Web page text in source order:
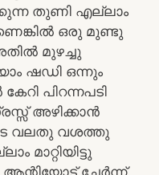
തുണി എല്ലാം
ഒരു മുണ്ടു
മുഴച്ചു
ഷഡി ഒന്നും
പിറന്നപടി
അഴിക്കാൻ
വലതു വശത്തു
മാറ്റിയിട്ടു
ചേർന്ന്